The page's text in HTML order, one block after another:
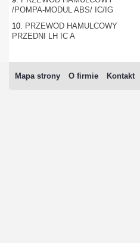
/POMPA-MODUL ABS/ IC/IG
10. PRZEWOD HAMULCOWY
PRZEDNI LH IC A
Mapa strony O firmie Kontakt